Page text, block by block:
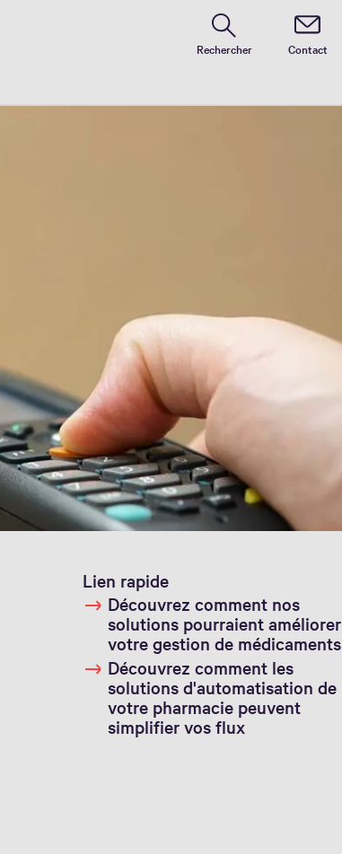
Rechercher Contact
Lien rapide
Découvrez comment nos
solutions pourraient améliorer
votre gestion de médicaments
Découvrez comment les
solutions d'automatisation de
votre pharmacie peuvent
simplifier vos flux